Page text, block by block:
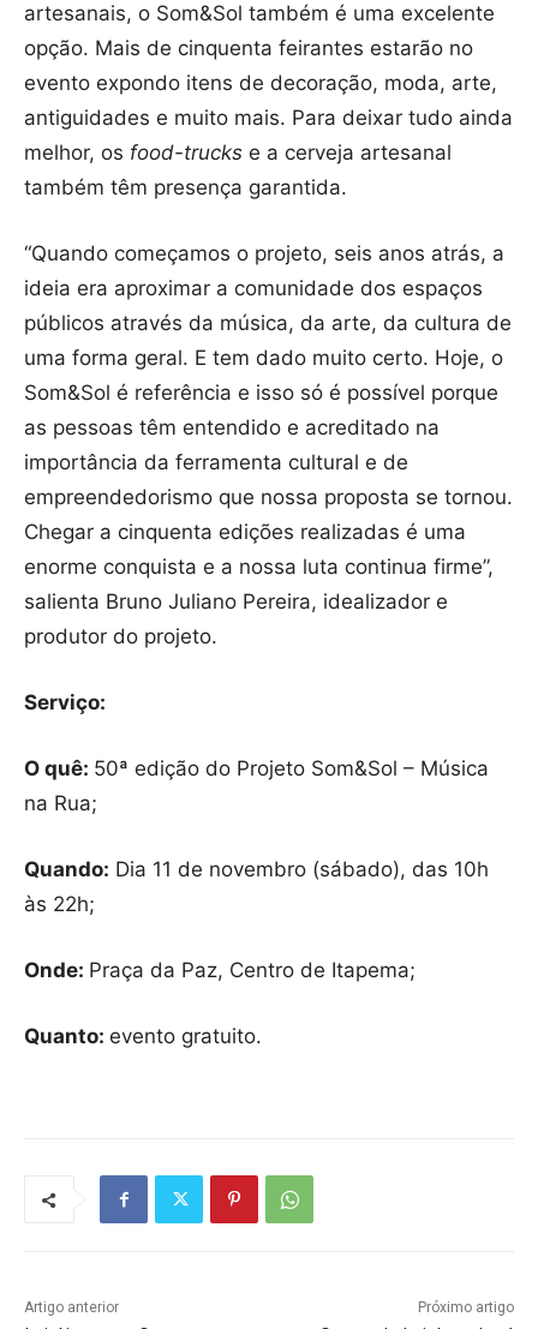
artesanais, o Som&Sol também é uma excelente
opção. Mais de cinquenta feirantes estarão no
evento expondo itens de decoração, moda, arte,
antiguidades e muito mais. Para deixar tudo ainda
melhor, os food-trucks e a cerveja artesanal
também têm presença garantida.
“Quando começamos o projeto, seis anos atrás, a
ideia era aproximar a comunidade dos espaços
públicos através da música, da arte, da cultura de
uma forma geral. E tem dado muito certo. Hoje, o
Som&Sol é referência e isso só é possível porque
as pessoas têm entendido e acreditado na
importância da ferramenta cultural e de
empreendedorismo que nossa proposta se tornou.
Chegar a cinquenta edições realizadas é uma
enorme conquista e a nossa luta continua firme”,
salienta Bruno Juliano Pereira, idealizador e
produtor do projeto.
Serviço:
O quê: 50ª edição do Projeto Som&Sol – Música
na Rua;
Quando: Dia 11 de novembro (sábado), das 10h
às 22h;
Onde: Praça da Paz, Centro de Itapema;
Quanto: evento gratuito.
Artigo anterior Próximo artigo